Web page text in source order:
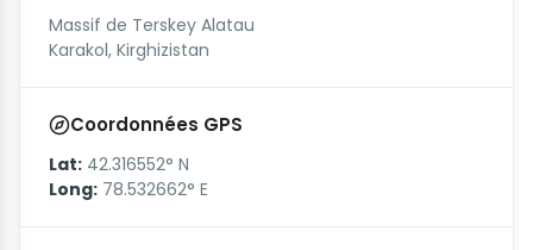
Massif de Terskey Alatau
Karakol, Kirghizistan
Coordonnées GPS
Lat: 42.316552° N
Long: 78.532662° E